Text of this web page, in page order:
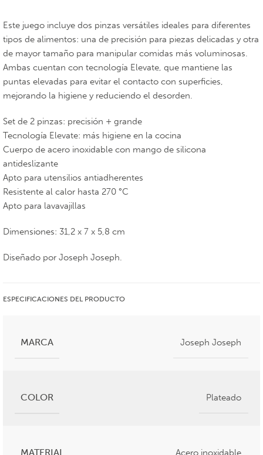
Este juego incluye dos pinzas versátiles ideales para diferentes
tipos de alimentos: una de precisión para piezas delicadas y otra
de mayor tamaño para manipular comidas más voluminosas.
Ambas cuentan con tecnología Elevate, que mantiene las
puntas elevadas para evitar el contacto con superficies,
mejorando la higiene y reduciendo el desorden.
Set de 2 pinzas: precisión + grande
Tecnología Elevate: más higiene en la cocina
Cuerpo de acero inoxidable con mango de silicona
antideslizante
Apto para utensilios antiadherentes
Resistente al calor hasta 270 °C
Apto para lavavajillas
Dimensiones: 31,2 x 7 x 5,8 cm
Diseñado por Joseph Joseph.
ESPECIFICACIONES DEL PRODUCTO
MARCA Joseph Joseph
COLOR Plateado
MATERIAL Acero inoxidable